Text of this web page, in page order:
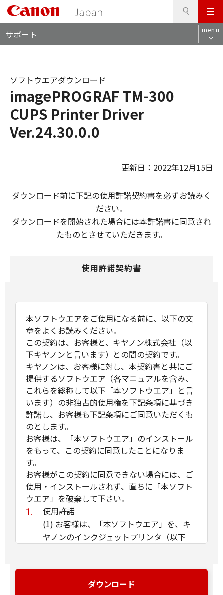
メ
ニ
ュ
サポート menu
imagePROGRAF TM-300
CUPS Printer Driver
Ver.24.30.0.0
ソフトウエアダウンロード
更新日：2022年12月15日
ダウンロード前に下記の使用許諾契約書を必ずお読みく
ださい。
ダウンロードを開始された場合には本許諾書に同意され
たものとさせていただきます。
使用許諾契約書
本ソフトウエアをご使用になる前に、以下の文
章をよくお読みください。
この契約は、お客様と、キヤノン株式会社（以
下キヤノンと言います）との間の契約です。
キヤノンは、お客様に対し、本契約書と共にご
提供するソフトウエア（各マニュアルを含み、
これらを総称して以下「本ソフトウエア」と言
います）の非独占的使用権を下記条項に基づき
許諾し、お客様も下記条項にご同意いただくも
のとします。
お客様は、「本ソフトウエア」のインストール
をもって、この契約に同意したことになりま
す。
お客様がこの契約に同意できない場合には、ご
使用・インストールされず、直ちに「本ソフト
ウエア」を破棄して下さい。
使用許諾
(1) お客様は、「本ソフトウエア」を、キ
ヤノンのインクジェットプリンタ（以下
とは、「許諾ソフトウエア」をコンピュー
ダウンロード